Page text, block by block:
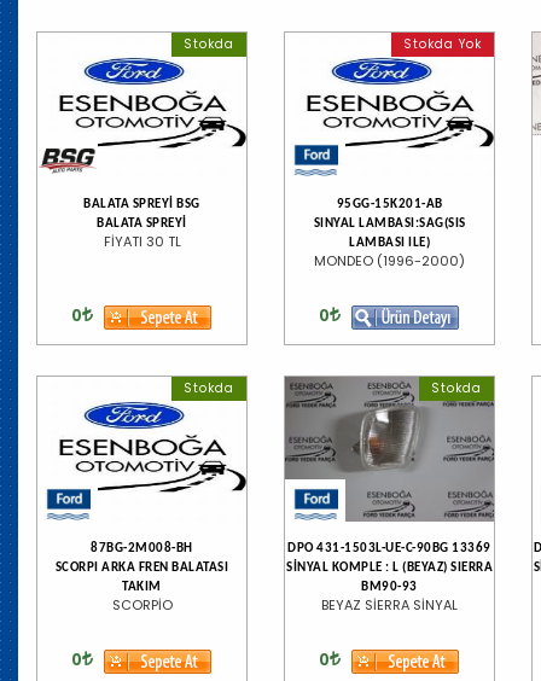
Stokda
BALATA SPREYİ BSG
BALATA SPREYİ
FİYATI 30 TL
0
Stokda Yok
95GG-15K201-AB
SINYAL LAMBASI:SAG(SIS
LAMBASI ILE)
MONDEO (1996-2000)
0
Stokda
87BG-2M008-BH
SCORPI ARKA FREN BALATASI
TAKIM
SCORPİO
0
Stokda
DPO 431-1503L-UE-C-90BG 13369
SİNYAL KOMPLE : L (BEYAZ) SIERRA
BM90-93
BEYAZ SİERRA SİNYAL
0